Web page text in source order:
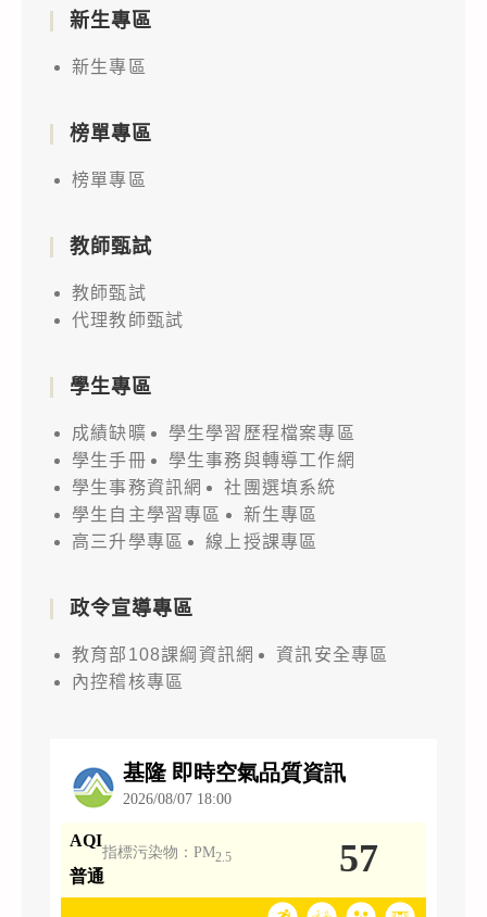
新生專區
新生專區
榜單專區
榜單專區
教師甄試
教師甄試
代理教師甄試
學生專區
成績缺曠
學生學習歷程檔案專區
學生手冊
學生事務與轉導工作網
學生事務資訊網
社團選填系統
學生自主學習專區
新生專區
高三升學專區
線上授課專區
政令宣導專區
教育部108課綱資訊網
資訊安全專區
內控稽核專區